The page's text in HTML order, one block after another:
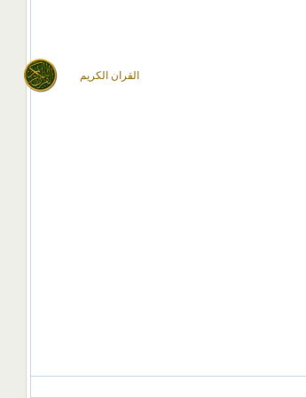
القران الكريم